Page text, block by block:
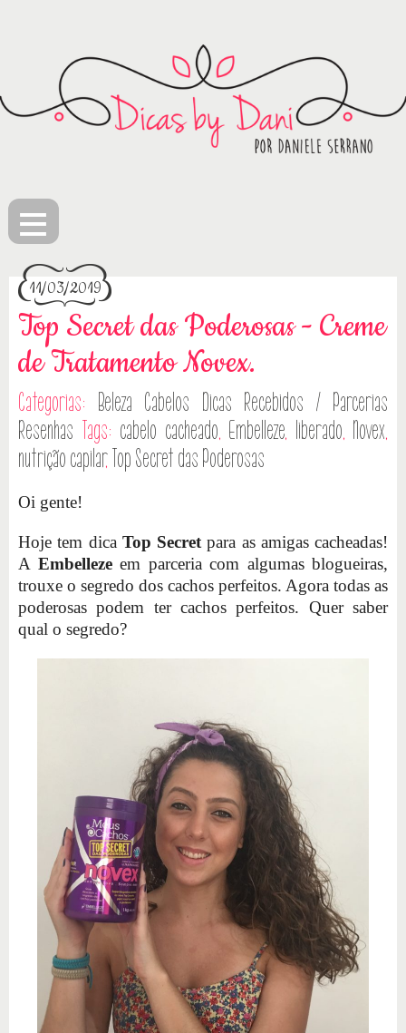
≡
11/03/2019
Top Secret das Poderosas - Creme
de Tratamento Novex.
Categorias: Beleza Cabelos Dicas Recebidos / Parcerias
Resenhas Tags: cabelo cacheado, Embelleze, liberado, Novex,
nutrição capilar, Top Secret das Poderosas
Oi gente!
Hoje tem dica Top Secret para as amigas cacheadas!
A Embelleze em parceria com algumas blogueiras,
trouxe o segredo dos cachos perfeitos. Agora todas as
poderosas podem ter cachos perfeitos. Quer saber
qual o segredo?